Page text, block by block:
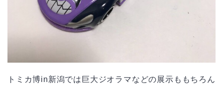
トミカ博in新潟では巨大ジオラマなどの展示ももちろん